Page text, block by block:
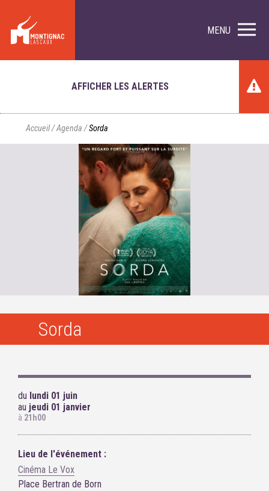
MENU
AFFICHER LES ALERTES
Accueil/Agenda /Sorda
Sorda
du lundi 01 juin
au jeudi 01 janvier
à 21h00
Lieu de l'événement :
Cinéma Le Vox
Place Bertran de Born